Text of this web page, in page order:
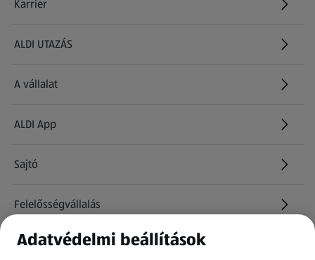
Karrier
(új oldalon nyílik meg)
ALDI UTAZÁS
(új oldalon nyílik meg)
A vállalat
ALDI App
Sajtó
Felelősségvállalás
Információk
Adatvédelmi beállítások